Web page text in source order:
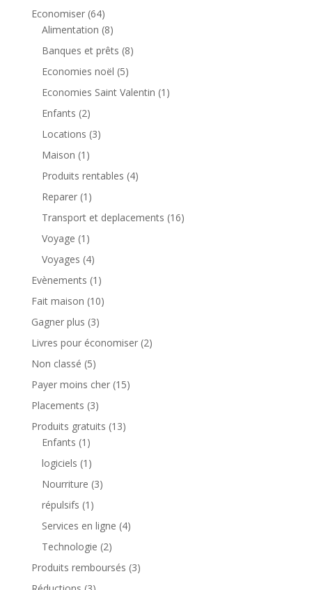
Economiser(64)
Alimentation (8)
Banques et prêts (8)
Economies noël (5)
Economies Saint Valentin (1)
Enfants (2)
Locations (3)
Maison (1)
Produits rentables (4)
Reparer(1)
Transport et deplacements (16)
Voyage (1)
Voyages (4)
Evènements (1)
Fait maison (10)
Gagner plus (3)
Livres pour économiser(2)
Non classé (5)
Payer moins cher(15)
Placements (3)
Produits gratuits (13)
Enfants (1)
logiciels (1)
Nourriture (3)
répulsifs (1)
Services en ligne (4)
Technologie (2)
Produits remboursés (3)